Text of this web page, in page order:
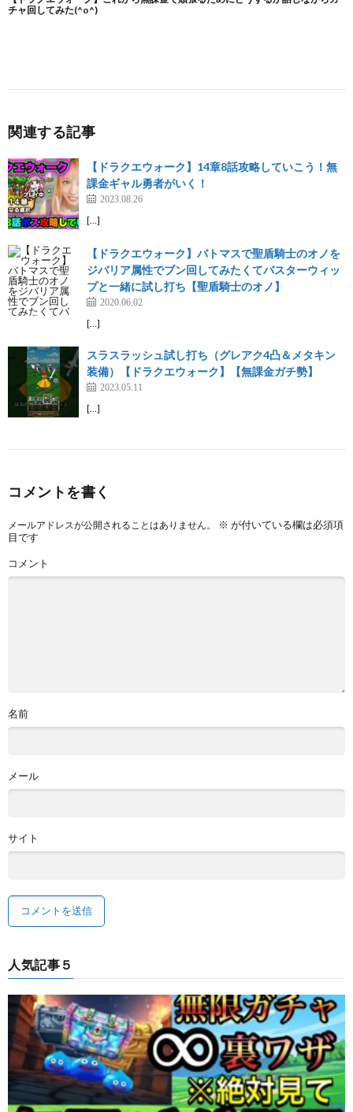
関連する記事
【ドラクエウォーク】14章8話攻略していこう！無
課金ギャル勇者がいく！
2023.08.26
[…]
【ドラクエウォーク】バトマスで聖盾騎士のオノを
ジバリア属性でブン回してみたくてバスターウィッ
プと一緒に試し打ち【聖盾騎士のオノ】
2020.06.02
[…]
スラスラッシュ試し打ち（グレアク4凸＆メタキン
装備）【ドラクエウォーク】【無課金ガチ勢】
2023.05.11
[…]
コメントを書く
メールアドレスが公開されることはありません。 ※ が付いている欄は必須項
目です
コメント
名前
メール
サイト
人気記事５